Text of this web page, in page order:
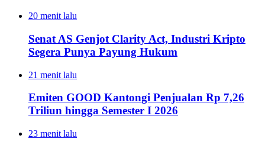
20 menit lalu
Senat AS Genjot Clarity Act, Industri Kripto
Segera Punya Payung Hukum
21 menit lalu
Emiten GOOD Kantongi Penjualan Rp 7,26
Triliun hingga Semester I 2026
23 menit lalu